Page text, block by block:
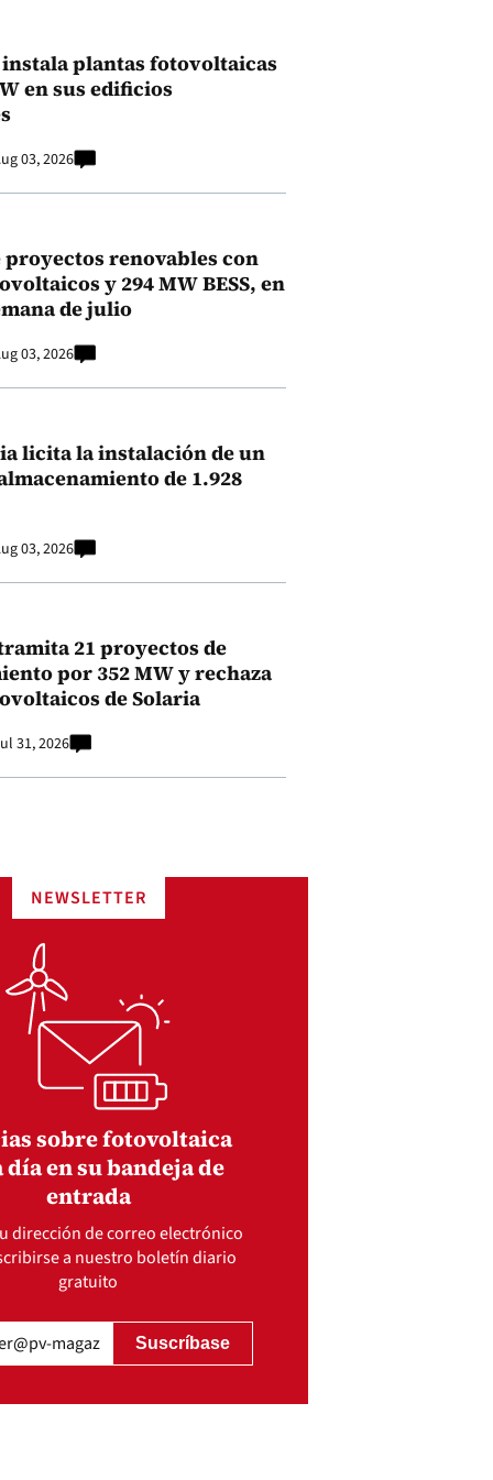
plantas fotovoltaicas
en sus edificios
03, 2026
proyectos renovables con
y 294 MW BESS, en
de julio
03, 2026
licita la instalación de un
de 1.928
03, 2026
21 proyectos de
por 352 MW y rechaza
de Solaria
31, 2026
NEWSLETTER
sobre fotovoltaica
día en su bandeja de
entrada
dirección de correo electrónico
a nuestro boletín diario
gratuito